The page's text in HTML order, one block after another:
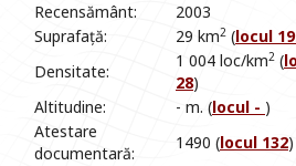
Recensământ:
2003
Suprafață:
29 km2 (locul
Densitate:
1 004 loc/km2 (
28)
Altitudine:
- m. (locul - )
Atestare
documentară:
1490 (locul 132)